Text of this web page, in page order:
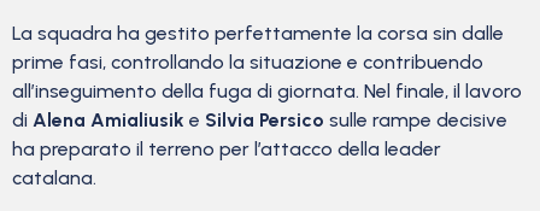
La squadra ha gestito perfettamente la corsa sin dalle
prime fasi, controllando la situazione e contribuendo
all’inseguimento della fuga di giornata. Nel finale, il lavoro
di Alena Amialiusik e Silvia Persico sulle rampe decisive
ha preparato il terreno per l’attacco della leader
catalana.